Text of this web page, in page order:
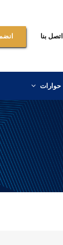
اتصل بنا
حوارات